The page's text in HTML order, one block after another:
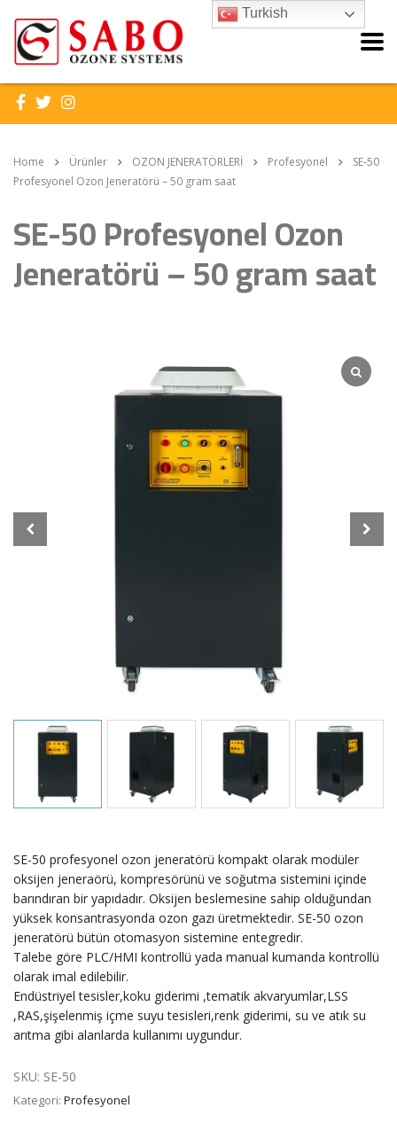
Home Ürünler OZON JENERATÖRLERİ Profesyonel
SE-50
Profesyonel Ozon Jeneratörü – 50 gram saat
SE-50 Profesyonel Ozon
Jeneratörü – 50 gram saat
SE-50 profesyonel ozon jeneratörü kompakt olarak modüler
oksijen jeneraörü, kompresörünü ve soğutma sistemini içinde
barındıran bir yapıdadır. Oksijen beslemesine sahip olduğundan
yüksek konsantrasyonda ozon gazı üretmektedir. SE-50 ozon
jeneratörü bütün otomasyon sistemine entegredir.
Talebe göre PLC/HMI kontrollü yada manual kumanda kontrollü
olarak imal edilebilir.
Endüstriyel tesisler,koku giderimi ,tematik akvaryumlar,LSS
,RAS,şişelenmiş içme suyu tesisleri,renk giderimi, su ve atık su
arıtma gibi alanlarda kullanımı uygundur.
SKU: SE-50
Kategori: Profesyonel
Turkish